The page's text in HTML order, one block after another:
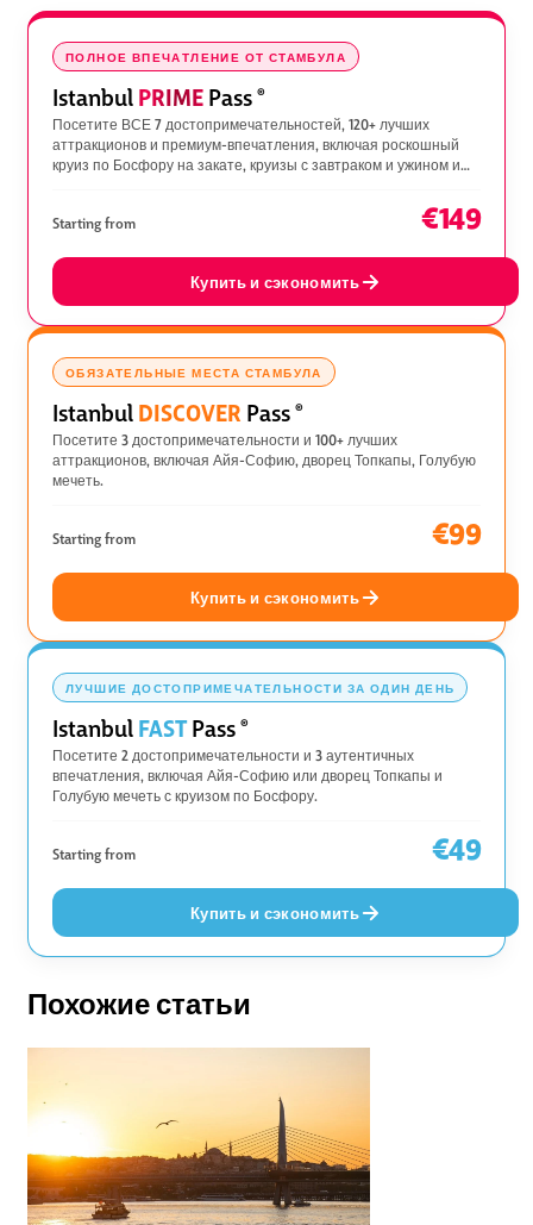
ПОЛНОЕ ВПЕЧАТЛЕНИЕ ОТ СТАМБУЛА
IstanbulPRIMEPass ®
Посетите ВСЕ 7 достопримечательностей, 120+ лучших
аттракционов и премиум-впечатления, включая роскошный
круиз по Босфору на закате, круизы с завтраком и ужином и
Starting from
€149
Купить и сэкономить
ОБЯЗАТЕЛЬНЫЕ МЕСТА СТАМБУЛА
IstanbulDISCOVER Pass ®
Посетите 3 достопримечательности и 100+ лучших
аттракционов, включая Айя-Софию, дворец Топкапы, Голубую
мечеть.
Starting from €99
Купить и сэкономить
ЛУЧШИЕ ДОСТОПРИМЕЧАТЕЛЬНОСТИ ЗА ОДИН ДЕНЬ
IstanbulFASTPass ®
Посетите 2 достопримечательности и 3 аутентичных
впечатления, включая Айя-Софию или дворец Топкапы и
Голубую мечеть с круизом по Босфору.
Starting from €49
Купить и сэкономить
Похожие статьи